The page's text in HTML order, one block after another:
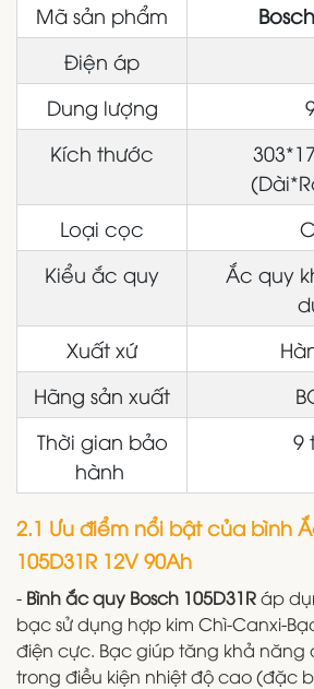
Mã sản phẩm
Điện áp
Dung lượng
Kích thước
Loại cọc
Kiểu ắc quy
Ắc quy
Xuất xứ
Hãng sản xuất
Thời gian bảo
hành
9
2.1 Ưu điểm nổi bật của bình
105D31R 12V 90Ah
- Bình ắc quy Bosch 105D31Ráp
bạc sử dụng hợp kim Chì-Canxi-
điện cực. Bạc giúp tăng khả năng
trong điều kiện nhiệt độ cao (đặc